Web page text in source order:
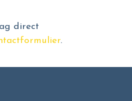
direct
.